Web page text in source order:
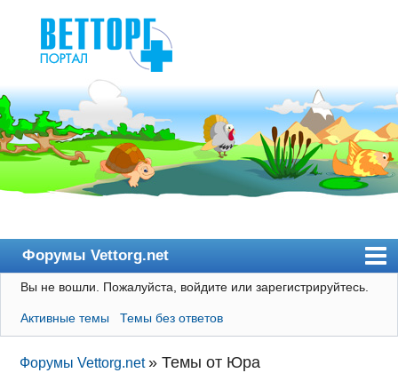
Форумы Vettorg.net
Главная
Пользователи
Правила
Вы не вошли. Пожалуйста, войдите или зарегистрируйтесь.
Активные темы Темы без ответов
Форумы Vettorg.net »Темы от Юра